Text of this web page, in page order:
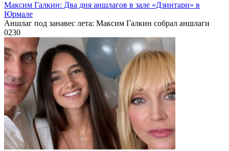
Максим Галкин: Два дня аншлагов в зале «Дзинтари» в
Юрмале
Аншлаг под занавес лета: Максим Галкин собрал аншлаги
0230